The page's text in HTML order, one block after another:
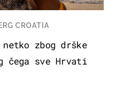
CROATIA
zbog drške
čega sve Hrvati